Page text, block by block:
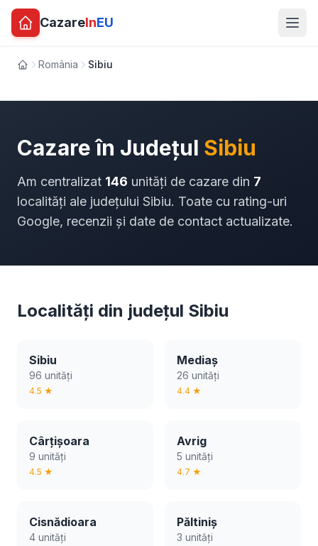
CazareInEU
AcasăRomânia Sibiu
Cazare în Județul Sibiu
Am centralizat 146 unități de cazare din 7
localități ale județului Sibiu. Toate cu rating-uri
Google, recenzii și date de contact actualizate.
Localități din județul Sibiu
Sibiu
96 unități
4.5 ★
Mediaș
26 unități
4.4 ★
Cârțișoara
9 unități
4.5 ★
Avrig
5 unități
4.7 ★
Cisnădioara
4 unități
Păltiniș
3 unități